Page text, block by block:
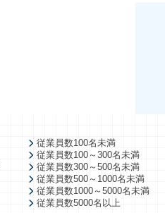
従業員数100名未満
従業員数100～300名未満
従業員数300～500名未満
従業員数500～1000名未満
従業員数1000～5000名未満
従業員数5000名以上